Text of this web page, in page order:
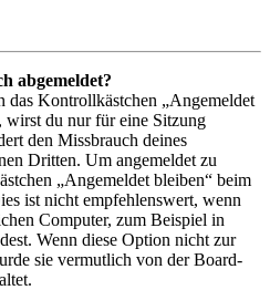
abgemeldet?
das Kontrollkästchen „Angemeldet
wirst du nur für eine Sitzung
den Missbrauch deines
Dritten. Um angemeldet zu
„Angemeldet bleiben“ beim
ist nicht empfehlenswert, wenn
Computer, zum Beispiel in
Wenn diese Option nicht zur
sie vermutlich von der Board-